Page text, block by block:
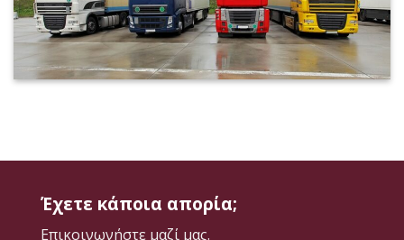
Έχετε κάποια απορία;
Επικοινωνήστε μαζί μας.